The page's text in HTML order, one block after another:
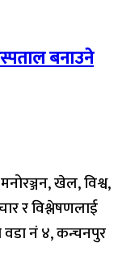
बनाउने
खेल, विश्व,
र विश्लेषणलाई
वडा नं ४, कन्चनपुर